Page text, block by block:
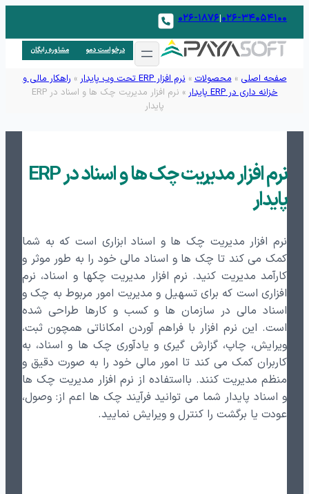
۰۲۶-۳۴۰۵۴۱۰۰۰۲۶-۱۸۷۶
درخواست دمو مشاوره رایگان
صفحه اصلی »محصولات»نرم افزار ERP تحت وب پایدار » راهکار مالی و
خزانه داری در ERP پایدار
»
نرم افزار مدیریت چک ها و اسناد در ERP
پایدار
نرم افزار مدیریت چک ها و اسناد در ERP
پایدار
نرم افزار مدیریت چک ها و اسناد ابزاری است که به شما
کمک می کند تا چک ها و اسناد مالی خود را به طور موثر و
کارآمد مدیریت کنید. نرم افزار مدیریت چکها و اسناد، نرم
افزاری است که برای تسهیل و مدیریت امور مربوط به چک و
اسناد مالی در سازمان ها و کسب و کارها طراحی شده
است. این نرم افزار با فراهم آوردن امکاناتی همچون ثبت،
ویرایش، چاپ، گزارش گیری و یادآوری چک ها و اسناد، به
کاربران کمک می کند تا امور مالی خود را به صورت دقیق و
منظم مدیریت کنند. بااستفاده از نرم افزار مدیریت چک ها
و اسناد پایدار شما می توانید فرآیند چک ها اعم از: وصول،
عودت یا برگشت را کنترل و ویرایش نمایید.